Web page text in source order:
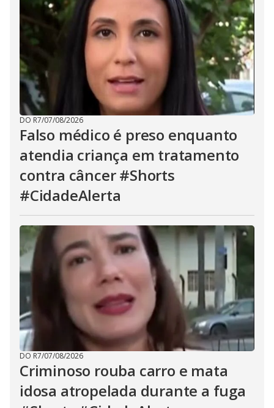
DO R7/07/08/2026
Falso médico é preso enquanto
atendia criança em tratamento
contra câncer #Shorts
#CidadeAlerta
DO R7/07/08/2026
Criminoso rouba carro e mata
idosa atropelada durante a fuga